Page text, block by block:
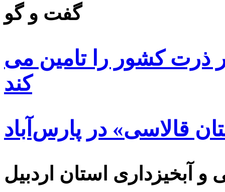
گفت و گو
۸۵ درصد بذر ذرت کشور را تامین می
کند
قالاسی» در پارس‌آباد